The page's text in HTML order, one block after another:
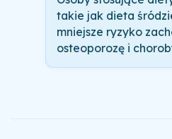
takie jak dieta
mniejsze ryzyko
osteoporozę i